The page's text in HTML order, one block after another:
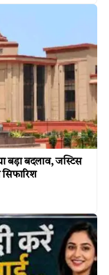
बड़ा बदलाव, जस्टिस
सिफारिश